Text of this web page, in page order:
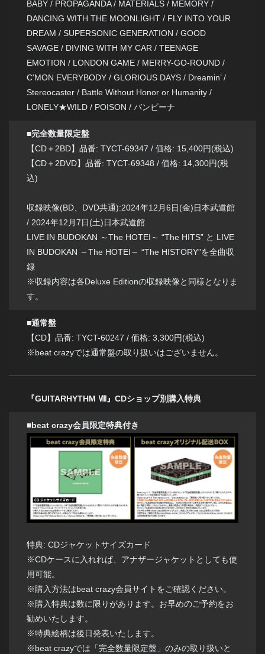
BABY / PROPAGANDA / MATERIALS / MEMORY /
DANCING WITH THE MOONLIGHT / FLY INTO YOUR
DREAM / SUPERSONIC GENERATION / GOOD
SAVAGE / DIVING WITH MY CAR / TEENAGE
EMOTION / LONDON GAME / MERRY-GO-ROUND /
C'MON EVERYBODY / GLORIOUS DAYS / Dreamin’ /
Stereocaster / Battle Without Honor or Humanity /
LONELY★WILD / POISON / バンビーナ
■完全数量限定盤
【CD＋2BD】品番: TYCT-69347 / 価格: 15,400円(税込)
【CD＋2DVD】品番: TYCT-69348 / 価格: 14,300円(税
込)
収録映像(BD、DVD共通):2024年12月6日(金)日本武道館
/ 2024年12月7日(土)日本武道館
LIVE IN BUDOKAN ～The HOTEI～ “The HITS” と LIVE
IN BUDOKAN ～The HOTEI～ “The HISTORY”を全曲収
録
※収録内容は各Deluxe Editionの収録映像と同様となりま
す。
■通常盤
【CD】品番: TYCT-60247 / 価格: 3,300円(税込)
※beat crazyでは通常盤の取り扱いはございません。
『GUITARHYTHM Ⅷ』CDショップ別購入特典
■beat crazy会員限定特典付き
特典: CDジャケットサイズカード
※CDケースに入れれば、アナザージャケットとしても使
用可能。
※購入方法はbeat crazy会員サイトをご確認ください。
※購入特典は数に限りがあります。お早めのご予約をお
勧めいたします。
※特典絵柄は後日発表いたします。
※beat crazyでは「完全数量限定盤」のみの取り扱いと